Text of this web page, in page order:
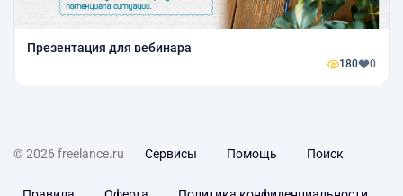
Презентация для вебинара
180 0
© 2026 freelance.ru Сервисы Помощь Поиск